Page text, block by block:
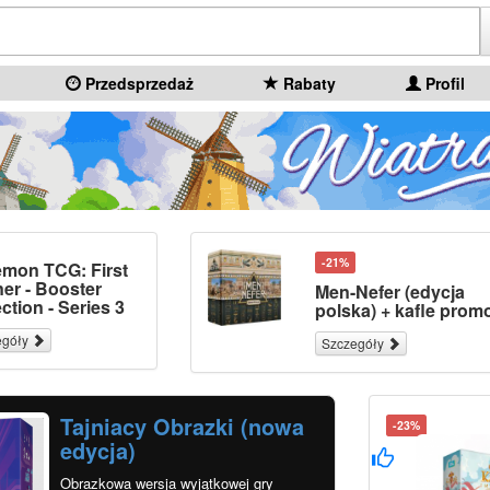
Przedsprzedaż Rabaty Profil
TCG: First
- Booster
- Series 3
-21%
Men-Nefer (edycja
polska) + kafle
Szczegóły
Tajniacy Obrazki (nowa
edycja)
Obrazkowa wersja wyjątkowej gry
-23%